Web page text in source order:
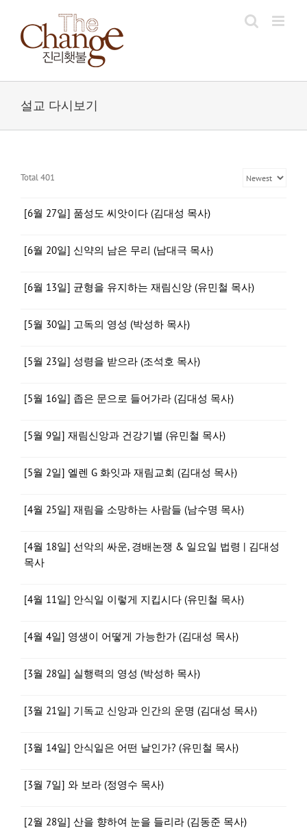
content
설교 다시보기
Total 401
[6월 27일] 품성도 씨앗이다 (김대성 목사)
[6월 20일] 신약의 남은 무리 (남대극 목사)
[6월 13일] 균형을 유지하는 재림신앙 (유민철 목사)
[5월 30일] 고독의 영성 (박성하 목사)
[5월 23일] 성령을 받으라 (조석호 목사)
[5월 16일] 좁은 문으로 들어가라 (김대성 목사)
[5월 9일] 재림신앙과 건강기별 (유민철 목사)
[5월 2일] 엘렌 G 화잇과 재림교회 (김대성 목사)
[4월 25일] 재림을 소망하는 사람들 (남수명 목사)
[4월 18일] 선악의 싸운, 경배논쟁 & 일요일 법령 | 김대성
목사
[4월 11일] 안식일 이렇게 지킵시다 (유민철 목사)
[4월 4일] 영생이 어떻게 가능한가 (김대성 목사)
[3월 28일] 실행력의 영성 (박성하 목사)
[3월 21일] 기독교 신앙과 인간의 운명 (김대성 목사)
[3월 14일] 안식일은 어떤 날인가? (유민철 목사)
[3월 7일] 와 보라 (정영수 목사)
[2월 28일] 산을 향하여 눈을 들리라 (김동준 목사)